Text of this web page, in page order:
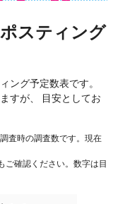
スティング
ング予定数表です。
すが、 目安としてお
査時の調査数です。現在
ご確認ください。数字は目